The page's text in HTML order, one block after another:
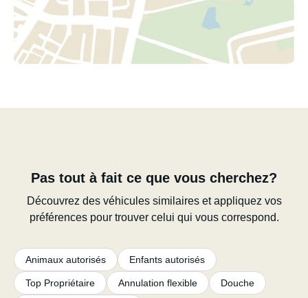
Pas tout à fait ce que vous cherchez?
Découvrez des véhicules similaires et appliquez vos
préférences pour trouver celui qui vous correspond.
Animaux autorisés Enfants autorisés
Top Propriétaire Annulation flexible Douche